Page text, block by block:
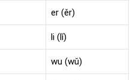
er (ěr)
li (lǐ)
wu (wǔ)